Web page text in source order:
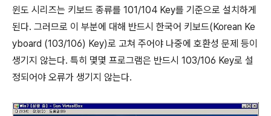
윈도 시리즈는 키보드 종류를 101/104 Key를 기준으로 설치하게
된다. 그러므로 이 부분에 대해 반드시 한국어 키보드(Korean Ke
yboard (103/106) Key)로 고쳐 주어야 나중에 호환성 문제 등이
생기지 않는다. 특히 몇몇 프로그램은 반드시 103/106 Key로 설
정되어야 오류가 생기지 않는다.